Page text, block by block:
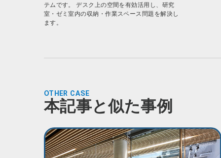
テムです。 デスク上の空間を有効活用し、研究
室・ゼミ室内の収納・作業スペース問題を解決し
ます。
OTHER CASE
本記事と似た事例